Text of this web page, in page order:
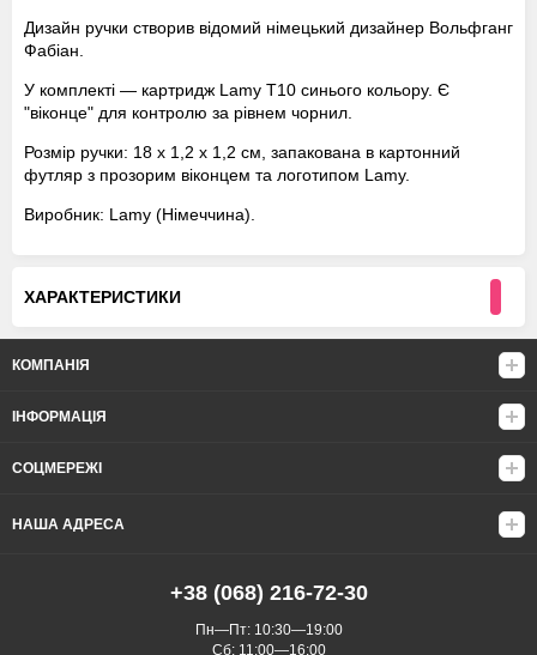
Дизайн ручки створив відомий німецький дизайнер Вольфганг
Фабіан.
У комплекті — картридж Lamy Т10 синього кольору. Є
"віконце" для контролю за рівнем чорнил.
Розмір ручки: 18 х 1,2 х 1,2 см, запакована в картонний
футляр з прозорим віконцем та логотипом Lamy.
Виробник: Lamy (Німеччина).
ХАРАКТЕРИСТИКИ
КОМПАНІЯ
ІНФОРМАЦІЯ
СОЦМЕРЕЖІ
НАША АДРЕСА
+38 (068) 216-72-30
Пн—Пт: 10:30—19:00
Сб: 11:00—16:00